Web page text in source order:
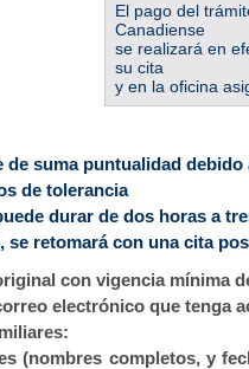
El pago del
Canadiense
se realizará en
su cita
y en la oficina
de suma puntualidad
de tolerancia
durar de dos horas a
se retomará con una cita
con vigencia mínima
electrónico que tenga
(nombres completos, y